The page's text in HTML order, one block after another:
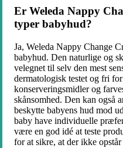
Er Weleda Nappy
typer babyhud?
Ja, Weleda Nappy Change
babyhud. Den naturlige og
velegnet til selv den mest
dermatologisk testet og fri
konserveringsmidler og
skånsomhed. Den kan også
beskytte babyens hud mod
baby have individuelle
være en god idé at teste
for at sikre, at der ikke